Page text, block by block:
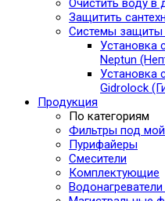
Очистить воду в
Защитить
Системы защиты
Установка
Neptun
Установка
Gidrolock
Продукция
По категориям
Фильтры под
Пурифайеры
Смесители
Комплектующие